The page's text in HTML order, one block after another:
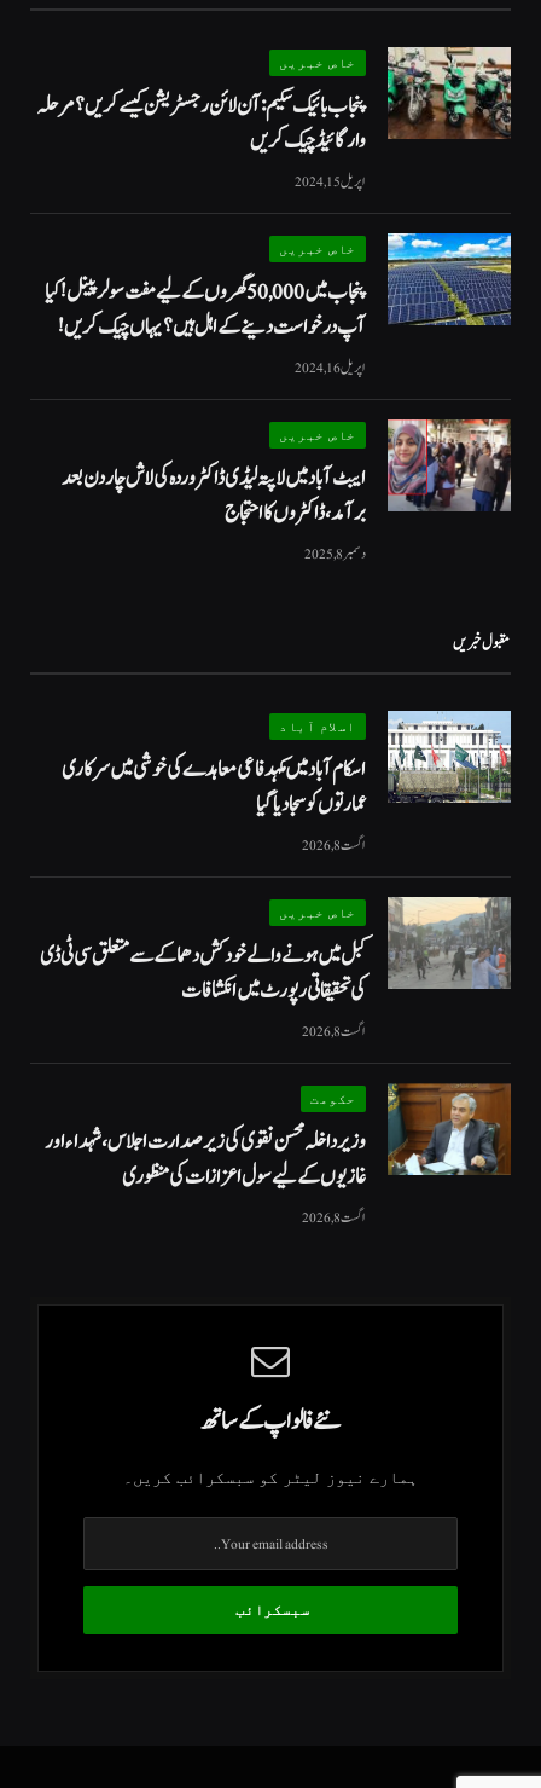
خاص خبریں
پنجاب بائیک سکیم: آن لائن رجسٹریشن کیسے کریں؟ مرحلہ
وار گائیڈ چیک کریں
اپریل 15, 2024
خاص خبریں
پنجاب میں 50,000 گھروں کے لیے مفت سولر پینل! کیا
آپ درخواست دینے کے اہل ہیں؟ یہاں چیک کریں!
اپریل 16, 2024
خاص خبریں
ایبٹ آباد میں لاپتہ لیڈی ڈاکٹر وردہ کی لاش چار دن بعد
برآمد، ڈاکٹروں کا احتجاج
دسمبر 8, 2025
مقبول خبریں
اسلام آباد
اسکام آباد میں مکہدفاعی معاہدے کی خوشی میں سرکاری
عمارتوں کو سجا دیا گیا
اگست 8, 2026
خاص خبریں
کبل میں ہونے والے خودکش دھماکے سے متعلق سی ٹی ڈی
کی تحقیقاتی رپورٹ میں انکشافات
اگست 8, 2026
حکومت
وزیرداخلہ محسن نقوی کی زیر صدارت اجلاس، شہداء اور
غازیوں کے لیے سول اعزازات کی منظوری
اگست 8, 2026
نئے فالو اپ کے ساتھ
ہمارے نیوز لیٹر کو سبسکرائب کریں۔